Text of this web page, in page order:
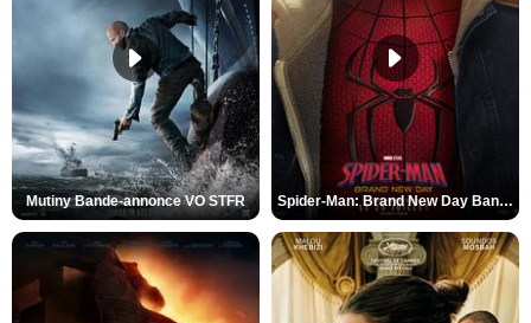
Mutiny Bande-annonce VO STFR Spider-Man: Brand New Day Bande-annonce VO STFR